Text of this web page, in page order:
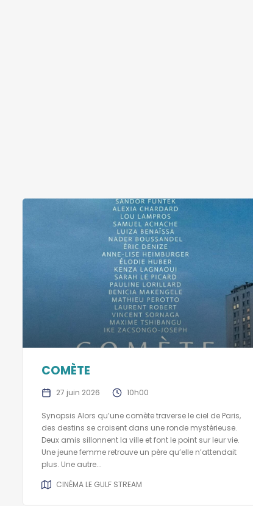
COMÈTE
27 juin 2026 10h00
Synopsis Alors qu’une comète traverse le ciel de Paris,
des destins se croisent dans une ronde mystérieuse.
Deux amis sillonnent la ville et font le point sur leur vie.
Une jeune femme retrouve un père qu’elle n’attendait
plus. Une autre...
CINÉMA LE GULF STREAM